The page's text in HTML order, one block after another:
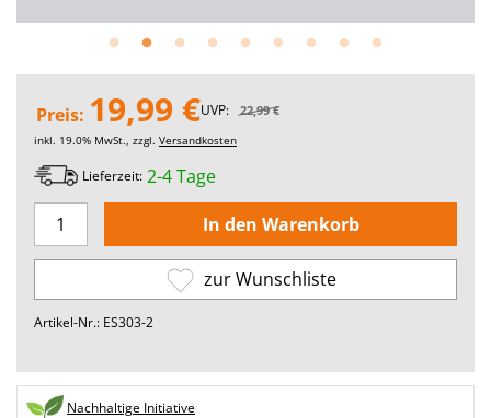
Preis: 19,99 €UVP: 22,99 €
inkl. 19.0% MwSt., zzgl. Versandkosten
Lieferzeit: 2-4 Tage
zur Wunschliste
Artikel-Nr.: ES303-2
Nachhaltige Initiative